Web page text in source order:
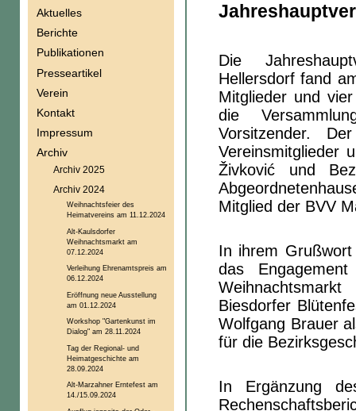
Die
Hellersdorf fand
Mitglieder und
die
Vorsitzender.
Vereinsmitglieder
Živković und
Mitglied der BVV
In ihrem
das
Biesdorfer
Wolfgang Brauer
für die
In Ergänzung
Aktuelles
Berichte
Publikationen
Presseartikel
Verein
Kontakt
Impressum
Archiv
Archiv 2025
Archiv 2024
Weihnachtsfeier des
Heimatvereins am 11.12.2024
Alt-Kaulsdorfer
Weihnachtsmarkt am
07.12.2024
Verleihung Ehrenamtspreis am
06.12.2024
Eröffnung neue Ausstellung
am 01.12.2024
Workshop "Gartenkunst im
Dialog" am 28.11.2024
Tag der Regional- und
Heimatgeschichte am
28.09.2024
Alt-Marzahner Erntefest am
14./15.09.2024